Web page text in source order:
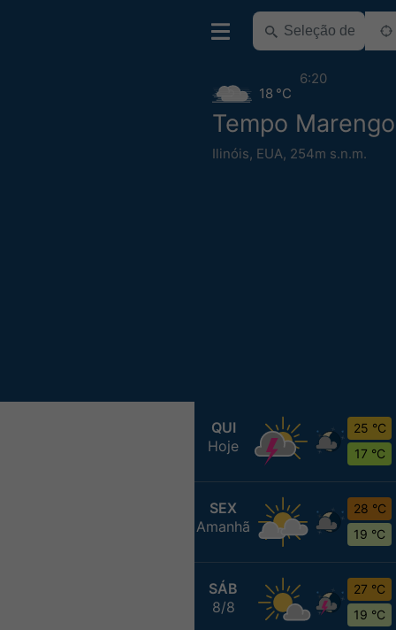
Tempo Marengo
Ilinóis, EUA, 254m s.n.m.
18 °C
6:20
QUI
Hoje
25 °C
17 °C
SEX
Amanhã
28 °C
19 °C
SÁB
8/8
27 °C
19 °C